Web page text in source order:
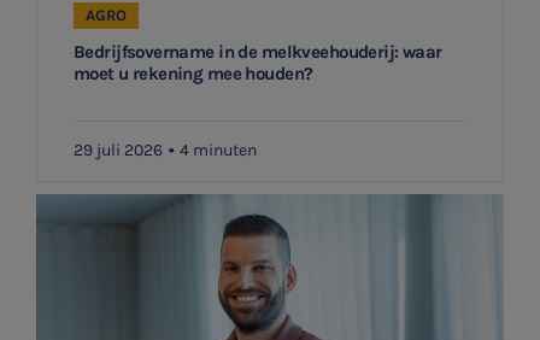
Bedrijfsovername in de melkveehouderij: waar
moet u rekening mee houden?
AGRO
29 juli 2026 4 minuten